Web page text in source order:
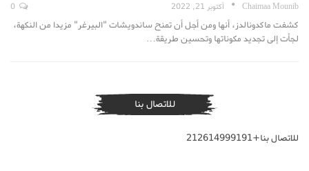
Chaimaa Mounib أكتوبر 21, 2022
كشفت ماكدونالدز، أنها ومن أجل أن تمنح ساندويشات "البيرغر" مزيدا من النكهة،
لجأت إلى تجديد مكوناتها وتحسين طريقة…
للاتصال بنا
للاتصال بنا+212614999191